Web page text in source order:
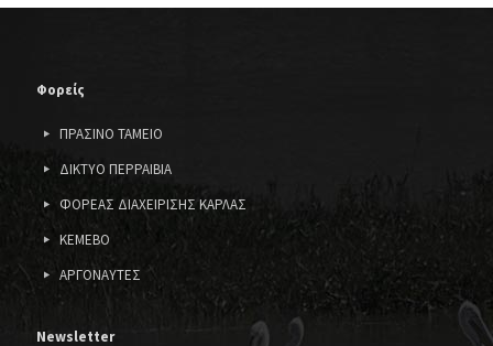
Φορείς
ΠΡΑΣΙΝΟ ΤΑΜΕΙΟ
ΔΙΚΤΥΟ ΠΕΡΡΑΙΒΙΑ
ΦΟΡΕΑΣ ΔΙΑΧΕΙΡΙΣΗΣ ΚΑΡΛΑΣ
ΚΕΜΕΒΟ
ΑΡΓΟΝΑΥΤΕΣ
Newsletter